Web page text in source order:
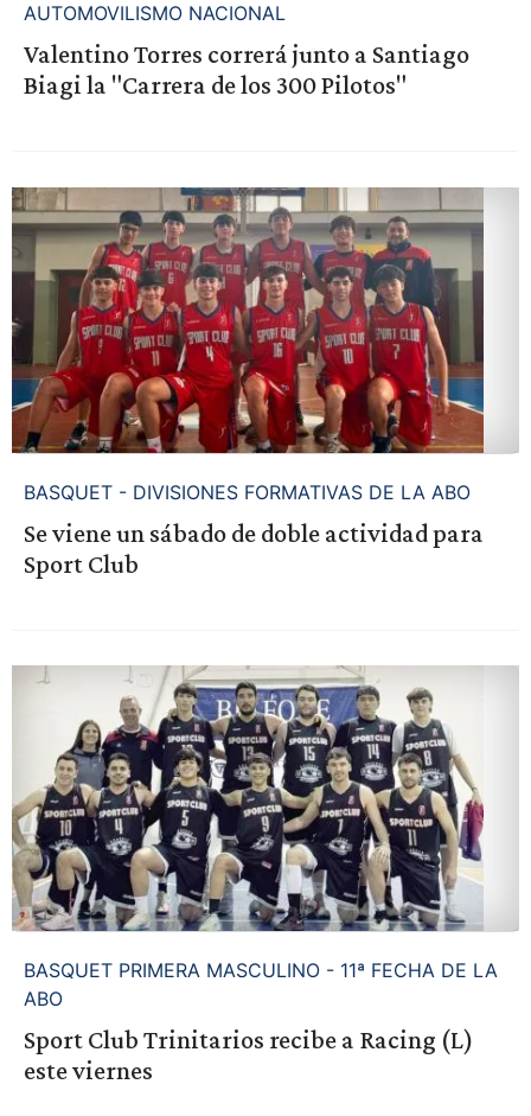
AUTOMOVILISMO NACIONAL
Valentino Torres correrá junto a Santiago
Biagi la "Carrera de los 300 Pilotos"
BASQUET - DIVISIONES FORMATIVAS DE LA ABO
Se viene un sábado de doble actividad para
Sport Club
BASQUET PRIMERA MASCULINO - 11ª FECHA DE LA
ABO
Sport Club Trinitarios recibe a Racing (L)
este viernes